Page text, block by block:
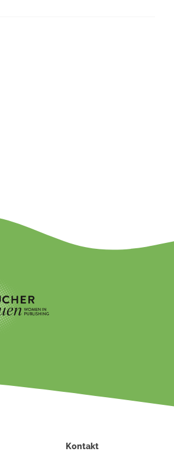
Kontakt